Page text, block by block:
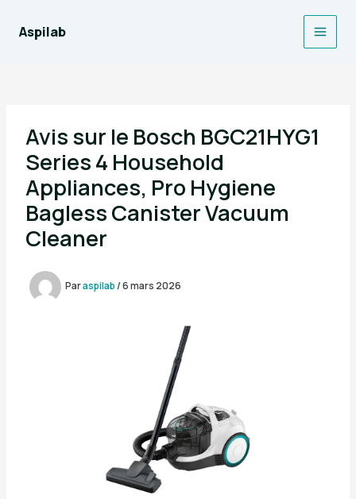
contenu
Aspilab
Main
Avis sur le Bosch BGC21HYG1
Series 4 Household
Appliances, Pro Hygiene
Bagless Canister Vacuum
Cleaner
Paraspilab/6 mars 2026